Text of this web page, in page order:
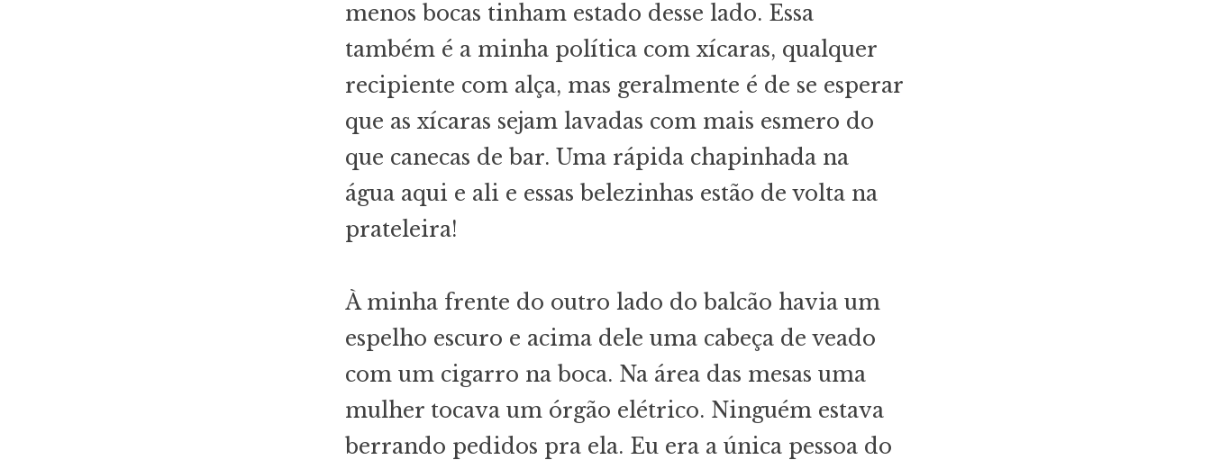
menos bocas tinham estado desse lado. Essa
também é a minha política com xícaras, qualquer
recipiente com alça, mas geralmente é de se esperar
que as xícaras sejam lavadas com mais esmero do
que canecas de bar. Uma rápida chapinhada na
água aqui e ali e essas belezinhas estão de volta na
prateleira!
À minha frente do outro lado do balcão havia um
espelho escuro e acima dele uma cabeça de veado
com um cigarro na boca. Na área das mesas uma
mulher tocava um órgão elétrico. Ninguém estava
berrando pedidos pra ela. Eu era a única pessoa do